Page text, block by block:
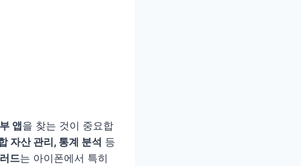
앱을 찾는 것이 중요합
자산 관리, 통계 분석 등
드는 아이폰에서 특히